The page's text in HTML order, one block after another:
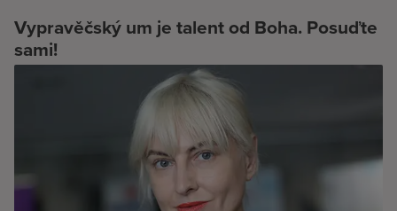
Vypravěčský um je talent od Boha. Posuďte
sami!‍